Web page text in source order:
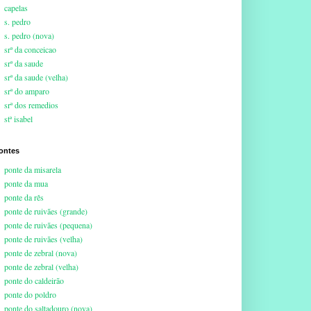
capelas
s. pedro
s. pedro (nova)
srª da conceicao
srª da saude
srª da saude (velha)
srª do amparo
srª dos remedios
stª isabel
ponte da misarela
ponte da mua
ponte da rês
ponte de ruivães (grande)
ponte de ruivães (pequena)
ponte de ruivães (velha)
ponte de zebral (nova)
ponte de zebral (velha)
ponte do caldeirão
ponte do poldro
ponte do saltadouro (nova)